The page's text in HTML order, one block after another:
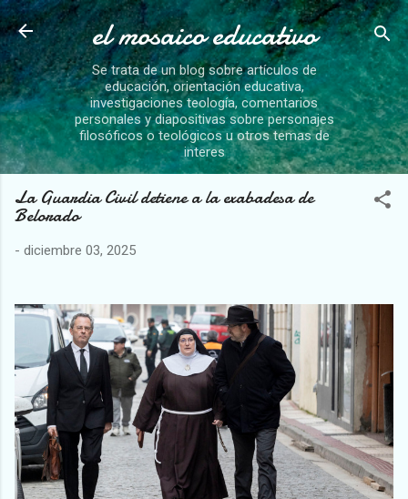
Ir al contenido principal
el mosaico educativo
Se trata de un blog sobre artículos de
educación, orientación educativa,
investigaciones teología, comentarios
personales y diapositivas sobre personajes
filosóficos o teológicos u otros temas de
interes
La Guardia Civil detiene a la exabadesa de
Belorado
- diciembre 03, 2025